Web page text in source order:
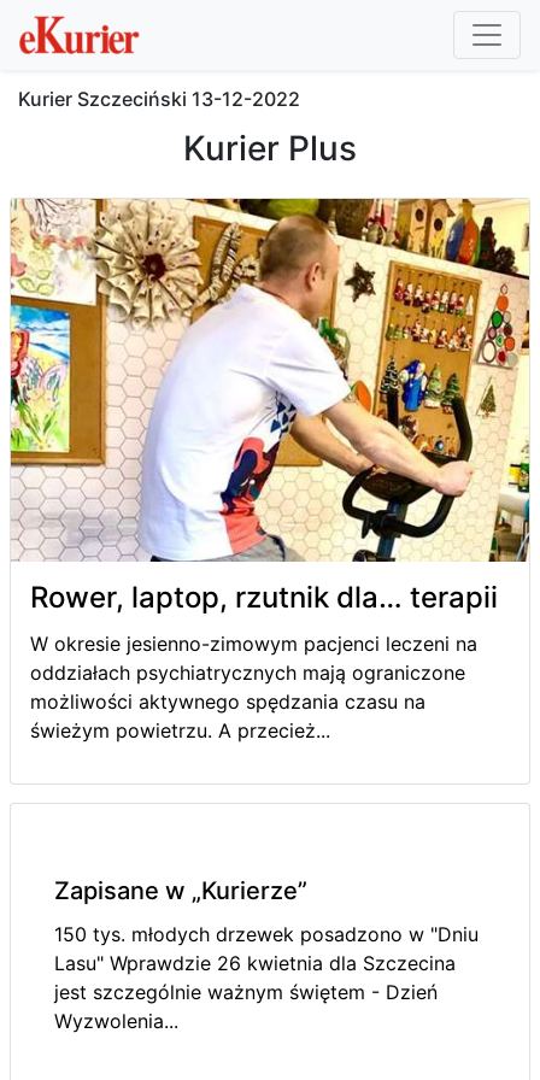
Kurier Szczeciński 13-12-2022
Kurier Plus
Rower, laptop, rzutnik dla… terapii
W okresie jesienno-zimowym pacjenci leczeni na
oddziałach psychiatrycznych mają ograniczone
możliwości aktywnego spędzania czasu na
świeżym powietrzu. A przecież...
Zapisane w „Kurierze”
150 tys. młodych drzewek posadzono w "Dniu
Lasu" Wprawdzie 26 kwietnia dla Szczecina
jest szczególnie ważnym świętem - Dzień
Wyzwolenia...